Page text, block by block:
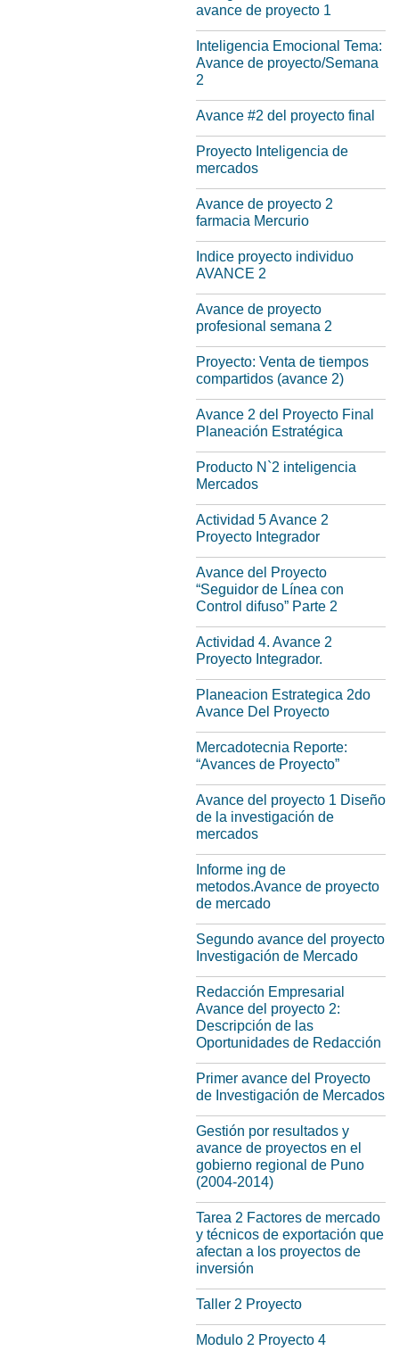
avance de proyecto 1
Inteligencia Emocional Tema:
Avance de proyecto/Semana
2
Avance #2 del proyecto final
Proyecto Inteligencia de
mercados
Avance de proyecto 2
farmacia Mercurio
Indice proyecto individuo
AVANCE 2
Avance de proyecto
profesional semana 2
Proyecto: Venta de tiempos
compartidos (avance 2)
Avance 2 del Proyecto Final
Planeación Estratégica
Producto N`2 inteligencia
Mercados
Actividad 5 Avance 2
Proyecto Integrador
Avance del Proyecto
“Seguidor de Línea con
Control difuso” Parte 2
Actividad 4. Avance 2
Proyecto Integrador.
Planeacion Estrategica 2do
Avance Del Proyecto
Mercadotecnia Reporte:
“Avances de Proyecto”
Avance del proyecto 1 Diseño
de la investigación de
mercados
Informe ing de
metodos.Avance de proyecto
de mercado
Segundo avance del proyecto
Investigación de Mercado
Redacción Empresarial
Avance del proyecto 2:
Descripción de las
Oportunidades de Redacción
Primer avance del Proyecto
de Investigación de Mercados
Gestión por resultados y
avance de proyectos en el
gobierno regional de Puno
(2004-2014)
Tarea 2 Factores de mercado
y técnicos de exportación que
afectan a los proyectos de
inversión
Taller 2 Proyecto
Modulo 2 Proyecto 4